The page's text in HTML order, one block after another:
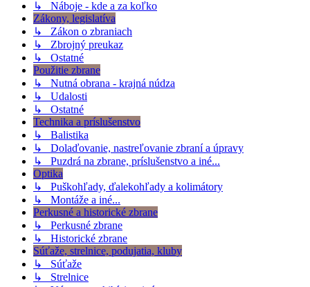
↳ Náboje - kde a za koľko
Zákony, legislatíva
↳ Zákon o zbraniach
↳ Zbrojný preukaz
↳ Ostatné
Použitie zbrane
↳ Nutná obrana - krajná núdza
↳ Udalosti
↳ Ostatné
Technika a príslušenstvo
↳ Balistika
↳ Dolaďovanie, nastreľovanie zbraní a úpravy
↳ Puzdrá na zbrane, príslušenstvo a iné...
Optika
↳ Puškohľady, ďalekohľady a kolimátory
↳ Montáže a iné...
Perkusné a historické zbrane
↳ Perkusné zbrane
↳ Historické zbrane
Súťaže, strelnice, podujatia, kluby
↳ Súťaže
↳ Strelnice